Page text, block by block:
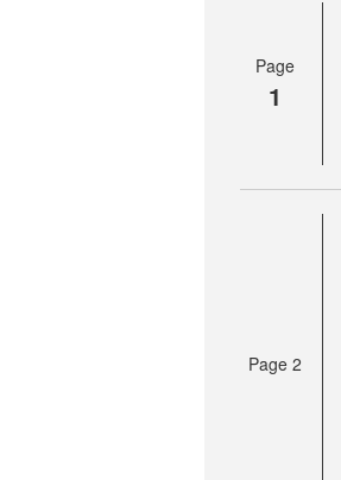
Page
1
Page 2